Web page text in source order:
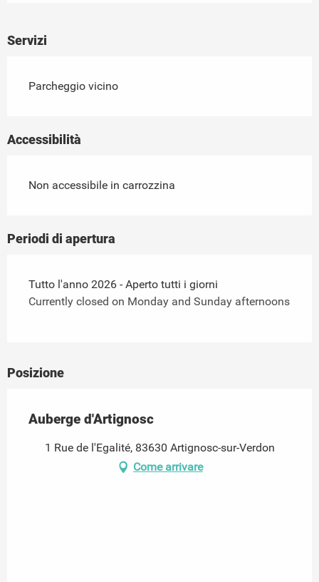
Servizi
Parcheggio vicino
Accessibilità
Non accessibile in carrozzina
Periodi di apertura
Tutto l'anno 2026 - Aperto tutti i giorni
Currently closed on Monday and Sunday afternoons
Posizione
Auberge d'Artignosc
1 Rue de l'Egalité, 83630 Artignosc-sur-Verdon
Come arrivare